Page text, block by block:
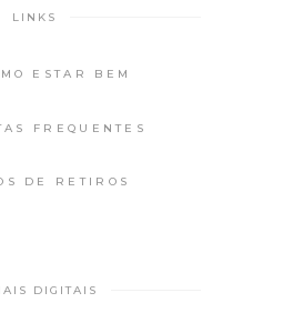
LINKS
ESTAR BEM
FREQUENTES
DE RETIROS
DIGITAIS